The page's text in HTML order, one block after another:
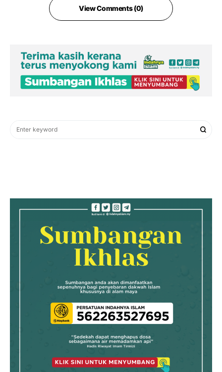
View Comments (0)